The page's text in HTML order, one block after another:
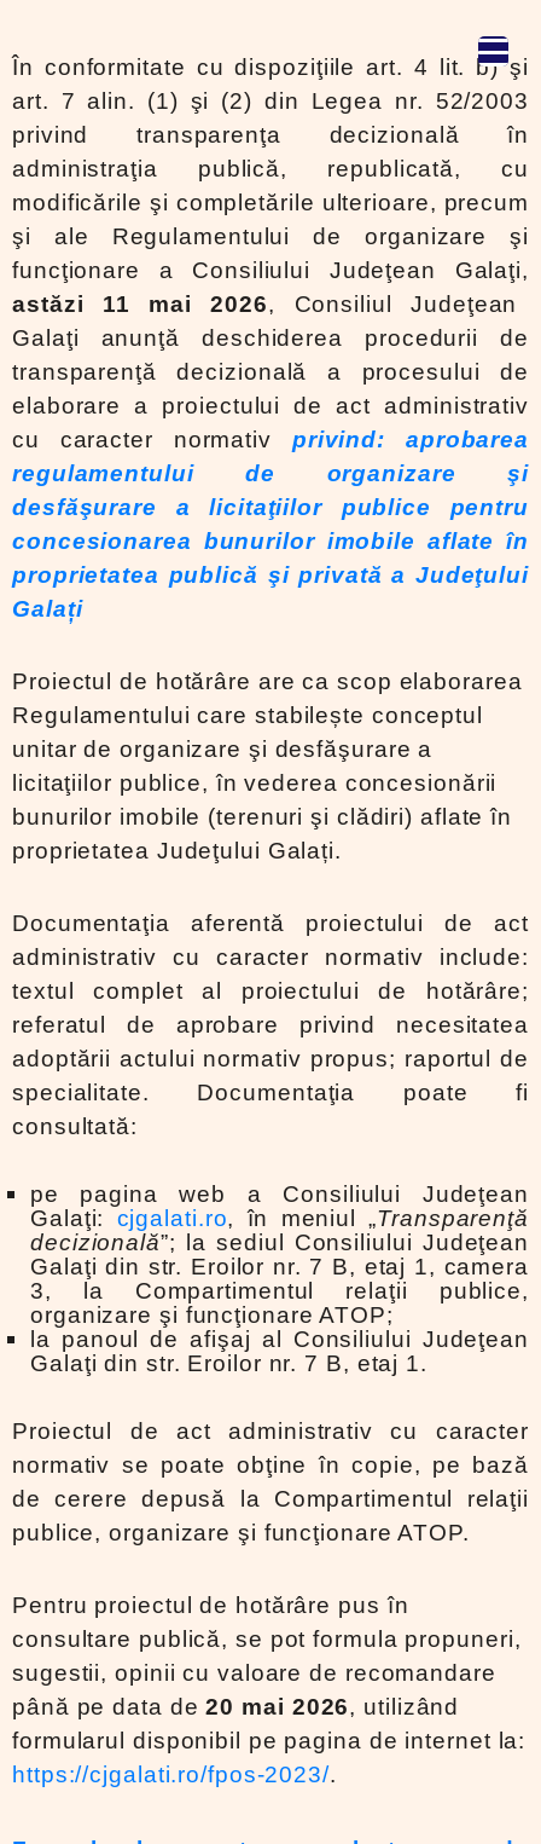
În conformitate cu dispoziţiile art. 4 lit. b) şi
art. 7 alin. (1) şi (2) din Legea nr. 52/2003
privind transparenţa decizională în
administraţia publică, republicată, cu
modificările şi completările ulterioare, precum
şi ale Regulamentului de organizare şi
funcţionare a Consiliului Judeţean Galaţi,
astăzi 11 mai 2026, Consiliul Judeţean
Galaţi anunţă deschiderea procedurii de
transparenţă decizională a procesului de
elaborare a proiectului de act administrativ
cu caracter normativ
privind: aprobarea
regulamentului de organizare şi
desfăşurare a licitaţiilor publice pentru
concesionarea bunurilor imobile aflate în
proprietatea publică şi privată a Judeţului
Galați
Proiectul de hotărâre are ca scop elaborarea
Regulamentului care stabilește conceptul
unitar de organizare şi desfăşurare a
licitaţiilor publice, în vederea concesionării
bunurilor imobile (terenuri şi clădiri) aflate în
proprietatea Judeţului Galați.
Documentaţia aferentă proiectului de act
administrativ cu caracter normativ include:
textul complet al proiectului de hotărâre;
referatul de aprobare privind necesitatea
adoptării actului normativ propus; raportul de
specialitate. Documentaţia poate fi
consultată:
pe pagina web a Consiliului Judeţean
Galaţi: cjgalati.ro, în meniul „Transparenţă
decizională”;
la sediul Consiliului Judeţean
Galaţi din str. Eroilor nr. 7 B, etaj 1, camera
3, la Compartimentul relaţii publice,
organizare şi funcţionare ATOP;
la panoul de afişaj al Consiliului Judeţean
Galaţi din str. Eroilor nr. 7 B, etaj 1.
Proiectul de act administrativ cu caracter
normativ se poate obţine în copie, pe bază
de cerere depusă la Compartimentul relaţii
publice, organizare şi funcţionare ATOP.
Pentru proiectul de hotărâre pus în
consultare publică, se pot formula propuneri,
sugestii, opinii cu valoare de recomandare
până pe data de20 mai 2026, utilizând
formularul disponibil pe pagina de internet la:
https://cjgalati.ro/fpos-2023/.